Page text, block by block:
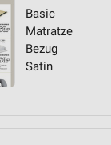
Basic
Matratze
Bezug
Satin